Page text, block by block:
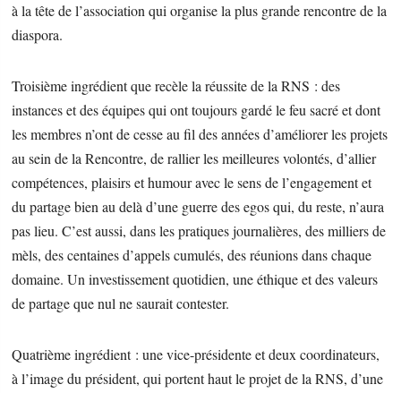
à la tête de l’association qui organise la plus grande rencontre de la
diaspora.
Troisième ingrédient que recèle la réussite de la RNS : des
instances et des équipes qui ont toujours gardé le feu sacré et dont
les membres n’ont de cesse au fil des années d’améliorer les projets
au sein de la Rencontre, de rallier les meilleures volontés, d’allier
compétences, plaisirs et humour avec le sens de l’engagement et
du partage bien au delà d’une guerre des egos qui, du reste, n’aura
pas lieu. C’est aussi, dans les pratiques journalières, des milliers de
mèls, des centaines d’appels cumulés, des réunions dans chaque
domaine. Un investissement quotidien, une éthique et des valeurs
de partage que nul ne saurait contester.
Quatrième ingrédient : une vice-présidente et deux coordinateurs,
à l’image du président, qui portent haut le projet de la RNS, d’une